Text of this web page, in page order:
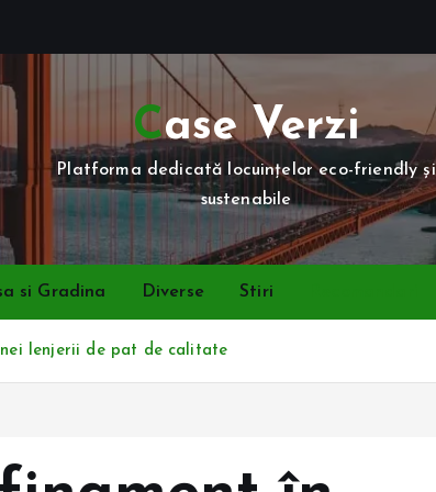
Case Verzi
Platforma dedicată locuințelor eco-friendly și
sustenabile
si Gradina Diverse Stiri
lenjerii de pat de calitate